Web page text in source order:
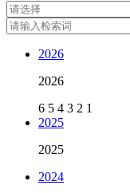
2026
2026
6 5 4 3 2 1
2025
2025
2024